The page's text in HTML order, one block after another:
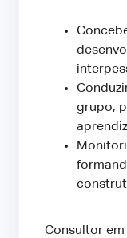
grupo,
Consultor em